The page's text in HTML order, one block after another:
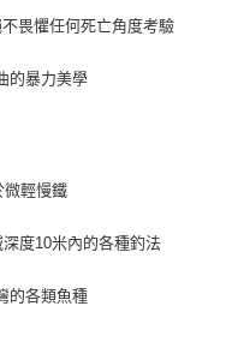
畏懼任何死亡角度考驗
的暴力美學
微輕慢鐵
度10米內的各種釣法
的各類魚種